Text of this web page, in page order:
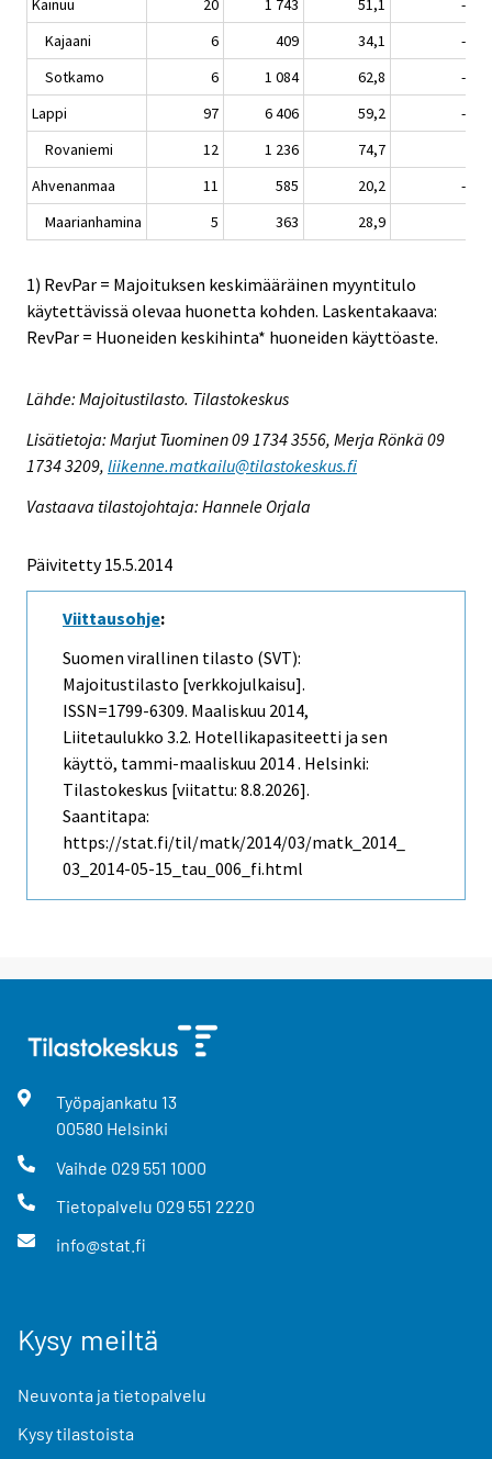
Kainuu 20 1 743 51,1
-2,4
Kajaani
6 409 34,1
-4,1
Sotkamo
6 1 084 62,8
-2,7
Lappi
97 6 406 59,2
-2,0
Rovaniemi
12 1 236 74,7
Ahvenanmaa
11 585 20,2
-0,8
Maarianhamina
5 363 28,9
1) RevPar = Majoituksen keskimääräinen myyntitulo
käytettävissä olevaa huonetta kohden. Laskentakaava:
RevPar = Huoneiden keskihinta* huoneiden käyttöaste.
Lähde: Majoitustilasto. Tilastokeskus
Lisätietoja: Marjut Tuominen 09 1734 3556, Merja Rönkä 09
1734 3209, liikenne.matkailu@tilastokeskus.fi
Vastaava tilastojohtaja: Hannele Orjala
Päivitetty 15.5.2014
Viittausohje:
Suomen virallinen tilasto (SVT):
Majoitustilasto [verkkojulkaisu].
ISSN=1799-6309. Maaliskuu 2014,
Liitetaulukko 3.2. Hotellikapasiteetti ja sen
käyttö, tammi-maaliskuu 2014 . Helsinki:
Tilastokeskus [viitattu: 8.8.2026].
Saantitapa:
https://stat.fi/til/matk/2014/03/matk_2014_
03_2014-05-15_tau_006_fi.html
Työpajankatu 13
00580 Helsinki
Vaihde 029 551 1000
Tietopalvelu 029 551 2220
info@stat.fi
Kysy meiltä
Neuvonta ja tietopalvelu
Kysy tilastoista